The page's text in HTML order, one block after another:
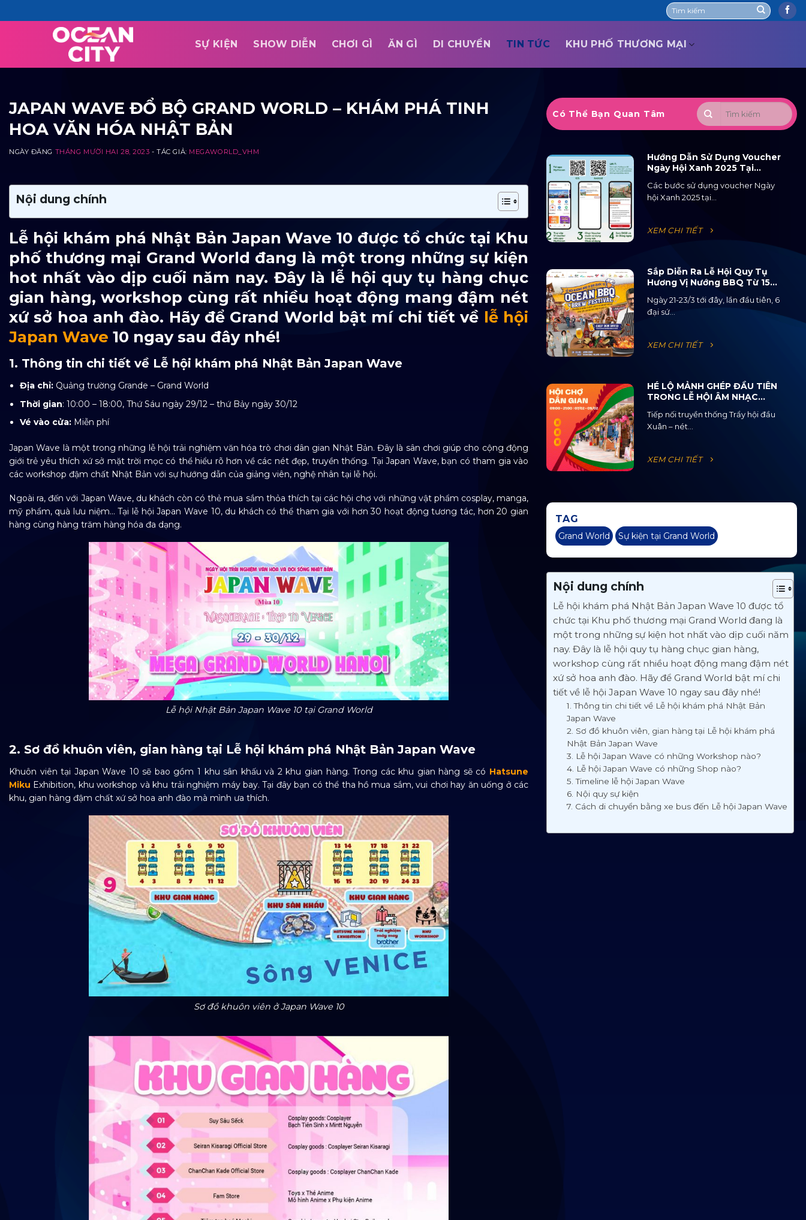
to
SỰ KIỆN SHOW DIỄN CHƠI GÌ ĂN GÌ DI CHUYỂN TIN TỨC KHU PHỐ THƯƠNG MẠI
JAPAN WAVE ĐỔ BỘ GRAND WORLD – KHÁM PHÁ TINH
HOA VĂN HÓA NHẬT BẢN
NGÀY ĐĂNG THÁNG MƯỜI HAI 28, 2023 - TÁC GIẢ: MEGAWORLD_VHM
Nội dung chính
Lễ hội khám phá Nhật Bản Japan Wave 10 được tổ chức tại Khu
phố thương mại Grand World đang là một trong những sự kiện
hot nhất vào dịp cuối năm nay. Đây là lễ hội quy tụ hàng chục
gian hàng, workshop cùng rất nhiều hoạt động mang đậm nét
xứ sở hoa anh đào. Hãy để Grand World bật mí chi tiết về lễ hội
Japan Wave 10 ngay sau đây nhé!
1. Thông tin chi tiết về Lễ hội khám phá Nhật Bản Japan Wave
Địa chỉ: Quảng trường Grande – Grand World
Thời gian: 10:00 – 18:00, Thứ Sáu ngày 29/12 – thứ Bảy ngày 30/12
Vé vào cửa: Miễn phí
Japan Wave là một trong những lễ hội trải nghiệm văn hóa trò chơi dân gian Nhật Bản. Đây là sân chơi giúp cho cộng động
giới trẻ yêu thích xứ sở mặt trời mọc có thể hiểu rõ hơn về các nét đẹp, truyền thống. Tại Japan Wave, bạn có tham gia vào
các workshop đậm chất Nhật Bản với sự hướng dẫn của giảng viên, nghệ nhân tại lễ hội.
Ngoài ra, đến với Japan Wave, du khách còn có thẻ mua sắm thỏa thích tại các hội chợ với những vật phẩm cosplay, manga,
mỹ phẩm, quà lưu niệm… Tại lễ hội Japan Wave 10, du khách có thể tham gia với hơn 30 hoạt động tương tác, hơn 20 gian
hàng cùng hàng trăm hàng hóa đa dạng.
Lễ hội Nhật Bản Japan Wave 10 tại Grand World
2. Sơ đồ khuôn viên, gian hàng tại Lễ hội khám phá Nhật Bản Japan Wave
Khuôn viên tại Japan Wave 10 sẽ bao gồm 1 khu sân khấu và 2 khu gian hàng. Trong các khu gian hàng sẽ có Hatsune
Miku Exhibition, khu workshop và khu trải nghiệm máy bay. Tại đây bạn có thể tha hồ mua sắm, vui chơi hay ăn uống ở các
khu, gian hàng đậm chất xứ sở hoa anh đào mà mình ưa thích.
Sơ đồ khuôn viên ở Japan Wave 10
Có Thể Bạn Quan Tâm
Hướng Dẫn Sử Dụng Voucher
Ngày Hội Xanh 2025 Tại
Các bước sử dụng voucher Ngày
hội Xanh 2025 tại...
XEM CHI TIẾT
Sắp Diễn Ra Lễ Hội Quy Tụ
Hương Vị Nướng BBQ Từ 15
Quốc Gia Và 120 Loại Bia Thủ
Công
Ngày 21-23/3 tới đây, lần đầu tiên, 6
đại sứ...
XEM CHI TIẾT
HÉ LỘ MẢNH GHÉP ĐẦU TIÊN
TRONG LỄ HỘI ÂM NHẠC
2025
Tiếp nối truyền thống Trẩy hội đầu
Xuân – nét...
XEM CHI TIẾT
TAG
Grand World Sự kiện tại Grand World
Nội dung chính
Lễ hội khám phá Nhật Bản Japan Wave 10 được tổ
chức tại Khu phố thương mại Grand World đang là
một trong những sự kiện hot nhất vào dịp cuối năm
nay. Đây là lễ hội quy tụ hàng chục gian hàng,
workshop cùng rất nhiều hoạt động mang đậm nét
xứ sở hoa anh đào. Hãy để Grand World bật mí chi
tiết về lễ hội Japan Wave 10 ngay sau đây nhé!
1. Thông tin chi tiết về Lễ hội khám phá Nhật Bản
Japan Wave
2. Sơ đồ khuôn viên, gian hàng tại Lễ hội khám phá
Nhật Bản Japan Wave
3. Lễ hội Japan Wave có những Workshop nào?
4. Lễ hội Japan Wave có những Shop nào?
5. Timeline lễ hội Japan Wave
6. Nội quy sự kiện
7. Cách di chuyển bằng xe bus đến Lễ hội Japan Wave